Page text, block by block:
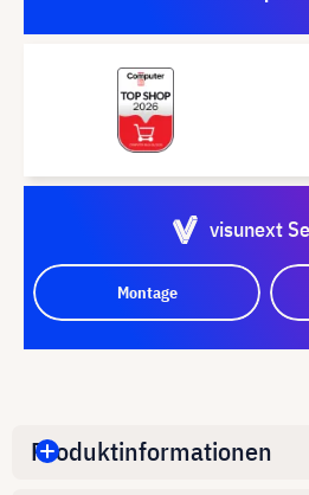
visunext
Montage
Produktinformationen